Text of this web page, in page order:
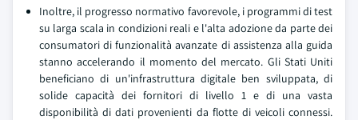
Inoltre, il progresso normativo favorevole, i programmi di test
su larga scala in condizioni reali e l'alta adozione da parte dei
consumatori di funzionalità avanzate di assistenza alla guida
stanno accelerando il momento del mercato. Gli Stati Uniti
beneficiano di un'infrastruttura digitale ben sviluppata, di
solide capacità dei fornitori di livello 1 e di una vasta
disponibilità di dati provenienti da flotte di veicoli connessi.